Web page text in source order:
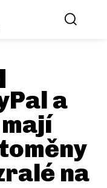
a
na